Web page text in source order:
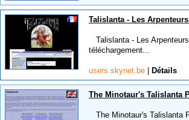
Talislanta - Les
Talislanta - Les
téléchargement...
users.skynet.be Détails
The Minotaur's Talislanta
The Minotaur's Talislanta